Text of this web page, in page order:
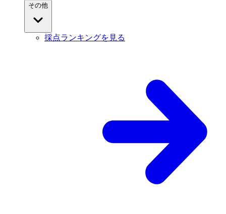
その他
採点ランキングを見る